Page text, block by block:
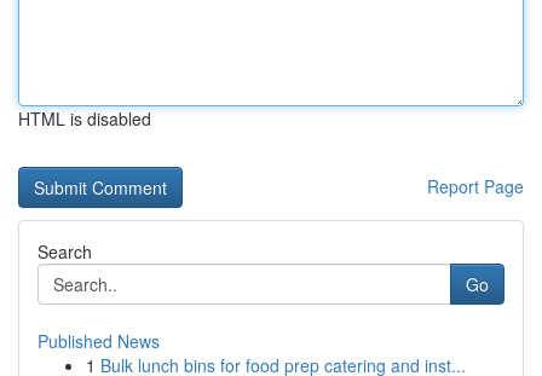
HTML is disabled
Report Page
Search
Go
Published News
1 Bulk lunch bins for food prep catering and inst...